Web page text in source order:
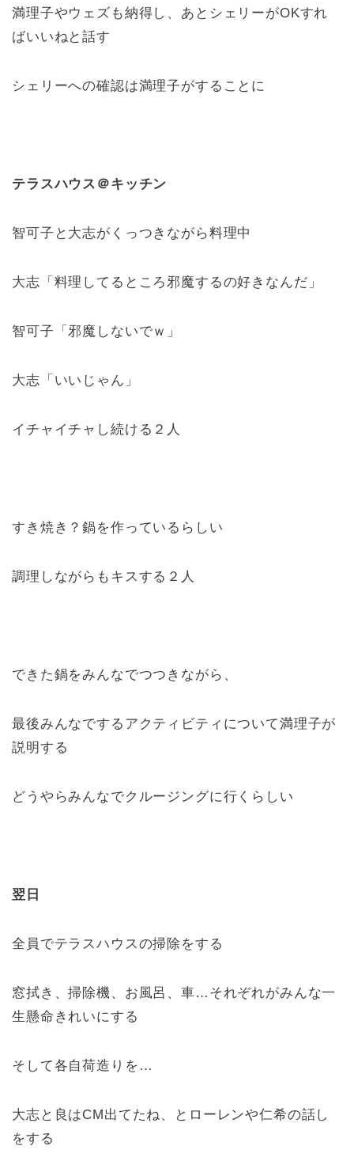
満理子やウェズも納得し、あとシェリーがOKすれ
ばいいねと話す
シェリーへの確認は満理子がすることに
テラスハウス＠キッチン
智可子と大志がくっつきながら料理中
大志「料理してるところ邪魔するの好きなんだ」
智可子「邪魔しないでｗ」
大志「いいじゃん」
イチャイチャし続ける２人
すき焼き？鍋を作っているらしい
調理しながらもキスする２人
できた鍋をみんなでつつきながら、
最後みんなでするアクティビティについて満理子が
説明する
どうやらみんなでクルージングに行くらしい
翌日
全員でテラスハウスの掃除をする
窓拭き、掃除機、お風呂、車…それぞれがみんな一
生懸命きれいにする
そして各自荷造りを…
大志と良はCM出てたね、とローレンや仁希の話し
をする